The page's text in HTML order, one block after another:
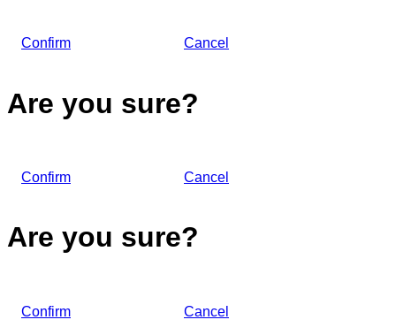
Confirm Cancel
Are you sure?
Confirm Cancel
Are you sure?
Confirm Cancel